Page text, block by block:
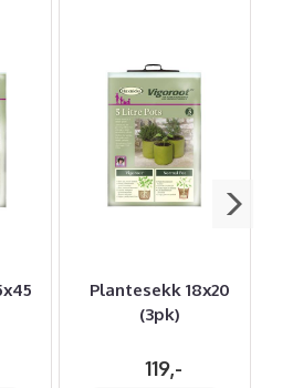
Plantesekk 18x20
(3pk)
119,-